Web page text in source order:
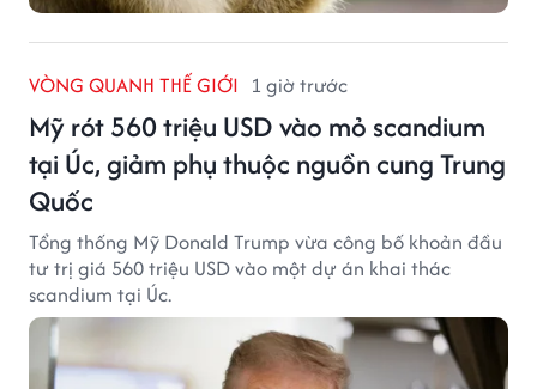
VÒNG QUANH THẾ GIỚI 1 giờ trước
Mỹ rót 560 triệu USD vào mỏ scandium
tại Úc, giảm phụ thuộc nguồn cung Trung
Quốc
Tổng thống Mỹ Donald Trump vừa công bố khoản đầu
tư trị giá 560 triệu USD vào một dự án khai thác
scandium tại Úc.